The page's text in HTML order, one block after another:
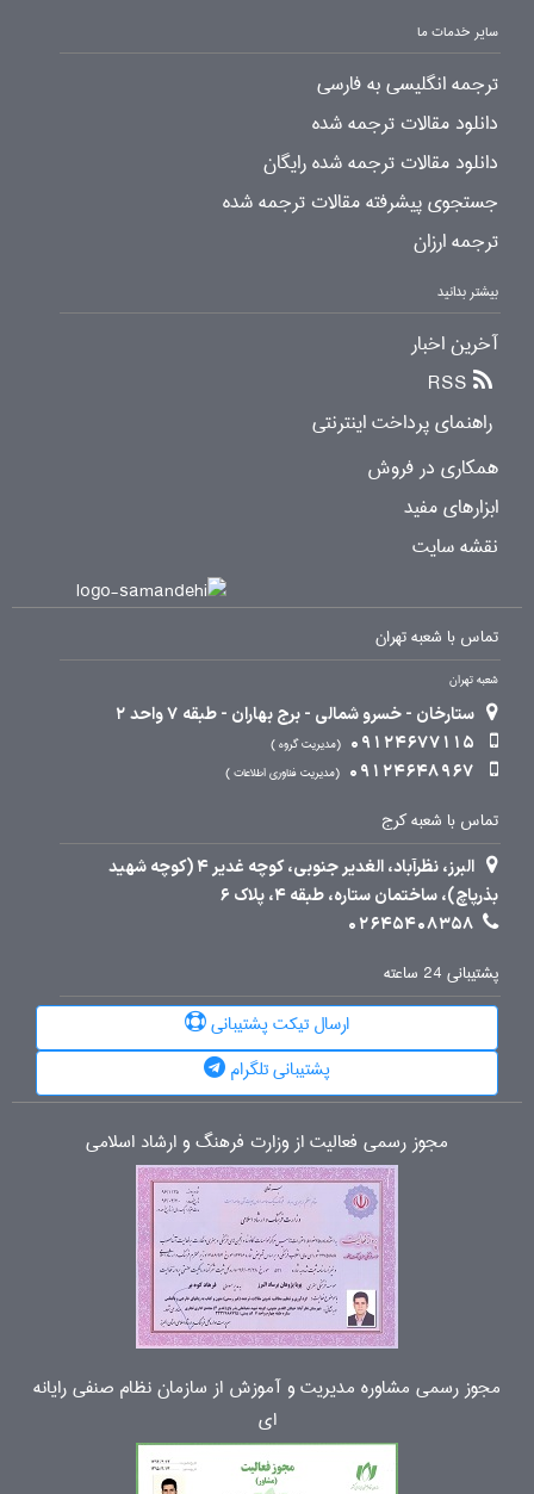
سایر خدمات ما
ترجمه انگلیسی به فارسی
دانلود مقالات ترجمه شده
دانلود مقالات ترجمه شده رایگان
جستجوی پیشرفته مقالات ترجمه شده
ترجمه ارزان
بیشتر بدانید
آخرین اخبار
RSS
راهنمای پرداخت اینترنتی
همکاری در فروش
ابزارهای مفید
نقشه سایت
تماس با شعبه تهران
شعبه تهران
ستارخان - خسرو شمالی - برج بهاران - طبقه 7 واحد 2
09124677115
مدیریت گروه
09124648967 مدیریت فناوری اطلاعات
تماس با شعبه کرج
البرز، نظرآباد، الغدیر جنوبی، کوچه غدیر 4 (کوچه شهید
بذرپاچ)، ساختمان ستاره، طبقه 4، پلاک 6
02645408358
پشتیبانی 24 ساعته
ارسال تیکت پشتیبانی
پشتیبانی تلگرام
مجوز رسمی فعالیت از وزارت فرهنگ و ارشاد اسلامی
مجوز رسمی مشاوره مدیریت و آموزش از سازمان نظام صنفی رایانه
ای